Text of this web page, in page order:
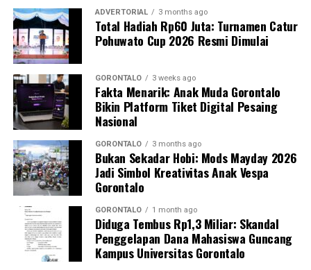
ADVERTORIAL 3 months ago
Total Hadiah Rp60 Juta: Turnamen Catur
Pohuwato Cup 2026 Resmi Dimulai
GORONTALO 3 weeks ago
Fakta Menarik: Anak Muda Gorontalo
Bikin Platform Tiket Digital Pesaing
Nasional
GORONTALO 3 months ago
Bukan Sekadar Hobi: Mods Mayday 2026
Jadi Simbol Kreativitas Anak Vespa
Gorontalo
GORONTALO 1 month ago
Diduga Tembus Rp1,3 Miliar: Skandal
Penggelapan Dana Mahasiswa Guncang
Kampus Universitas Gorontalo